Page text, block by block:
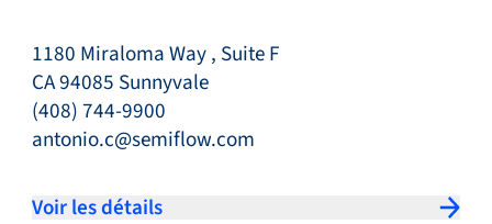
1180 Miraloma Way , Suite F
CA 94085 Sunnyvale
(408) 744-9900
antonio.c@semiflow.com
Voir les détails